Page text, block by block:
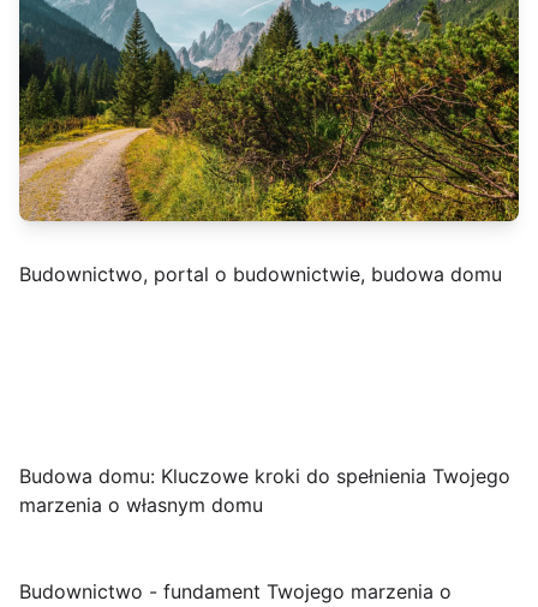
Budownictwo, portal o budownictwie, budowa domu
Budowa domu: Kluczowe kroki do spełnienia Twojego
marzenia o własnym domu
Budownictwo - fundament Twojego marzenia o